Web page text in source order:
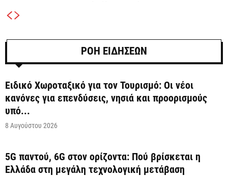
ΡΟΗ ΕΙΔΗΣΕΩΝ
Ειδικό Χωροταξικό για τον Τουρισμό: Οι νέοι
κανόνες για επενδύσεις, νησιά και προορισμούς
υπό...
8 Αυγούστου 2026
5G παντού, 6G στον ορίζοντα: Πού βρίσκεται η
Ελλάδα στη μεγάλη τεχνολογική μετάβαση